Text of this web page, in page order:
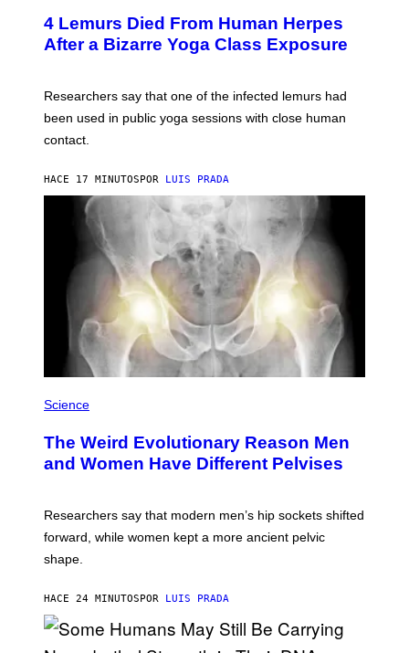
T
Y
G
E
4 Lemurs Died From Human Herpes
After a Bizarre Yoga Class Exposure
Researchers say that one of the infected lemurs had
been used in public yoga sessions with close human
contact.
HACE 17 MINUTOS POR LUIS PRADA
Science
The Weird Evolutionary Reason Men
and Women Have Different Pelvises
Researchers say that modern men’s hip sockets shifted
forward, while women kept a more ancient pelvic
shape.
HACE 24 MINUTOSPOR LUIS PRADA